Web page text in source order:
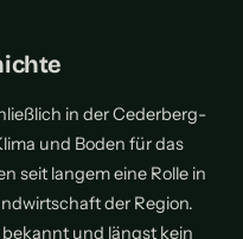
in der Cederberg-
und Boden für das
seit langem eine Rolle in
der Region.
und längst kein